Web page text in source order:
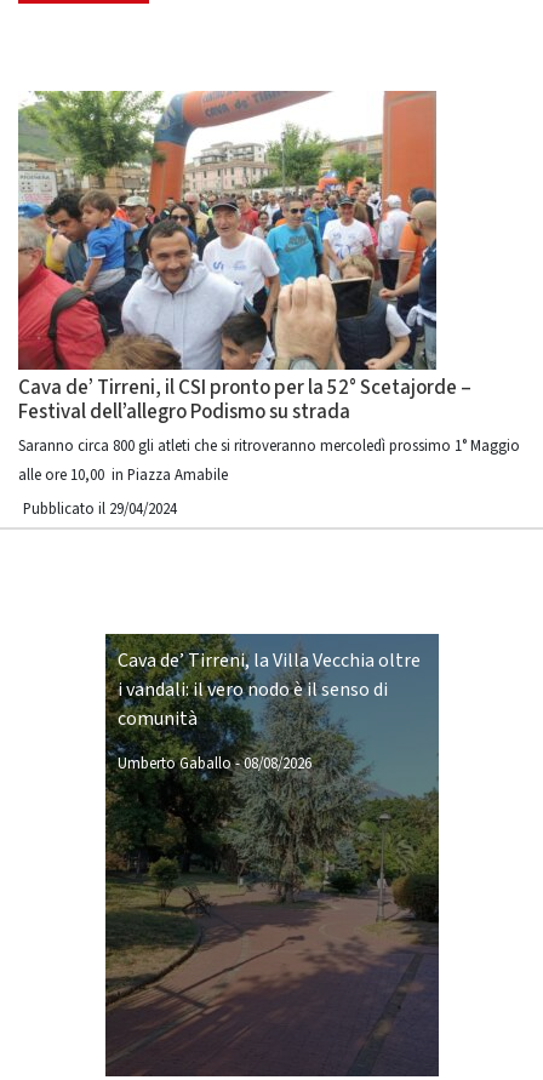
Cava de’ Tirreni, il CSI pronto per la 52° Scetajorde –
Festival dell’allegro Podismo su strada
Saranno circa 800 gli atleti che si ritroveranno mercoledì prossimo 1° Maggio
alle ore 10,00 in Piazza Amabile
Pubblicato il 29/04/2024
Cava de’ Tirreni, la Villa Vecchia oltre
i vandali: il vero nodo è il senso di
comunità
Umberto Gaballo-08/08/2026